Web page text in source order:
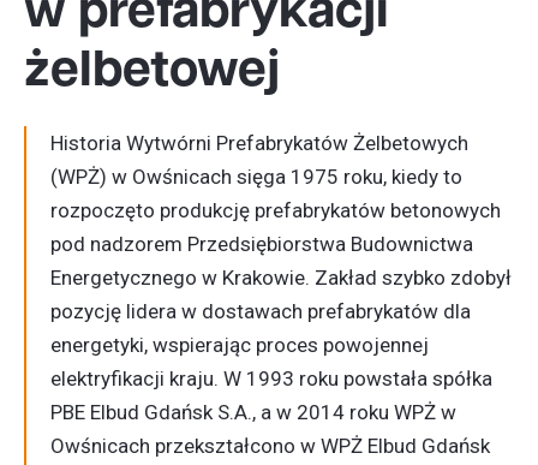
w prefabrykacji
żelbetowej
Historia Wytwórni Prefabrykatów Żelbetowych
(WPŻ) w Owśnicach sięga 1975 roku, kiedy to
rozpoczęto produkcję prefabrykatów betonowych
pod nadzorem Przedsiębiorstwa Budownictwa
Energetycznego w Krakowie. Zakład szybko zdobył
pozycję lidera w dostawach prefabrykatów dla
energetyki, wspierając proces powojennej
elektryfikacji kraju. W 1993 roku powstała spółka
PBE Elbud Gdańsk S.A., a w 2014 roku WPŻ w
Owśnicach przekształcono w WPŻ Elbud Gdańsk